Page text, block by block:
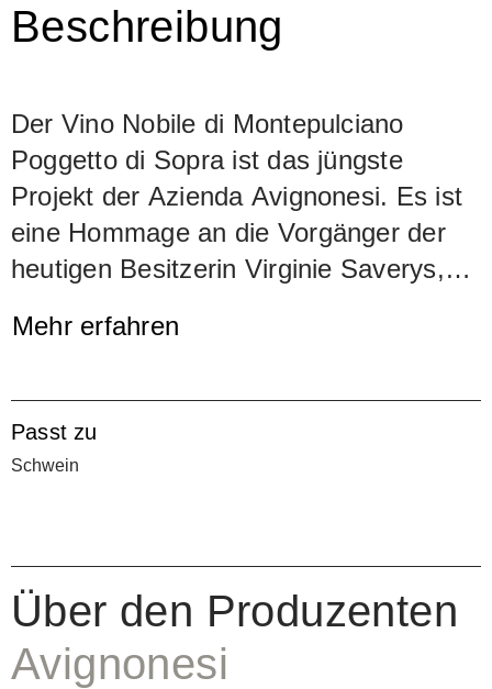
Beschreibung
Der Vino Nobile di Montepulciano
Poggetto di Sopra ist das jüngste
Projekt der Azienda Avignonesi. Es ist
eine Hommage an die Vorgänger der
heutigen Besitzerin Virginie Saverys,
dem von Ettore Falvo 1978 angelegten
ausschliesslich in Barriques und
Tonneaux ausgebaut. Er zeigt das
ganze Spektrum des grossen
Sangiovese, nämlich dezente, doch
Mehr erfahren
Passt zu
Schwein
Über den Produzenten
Avignonesi